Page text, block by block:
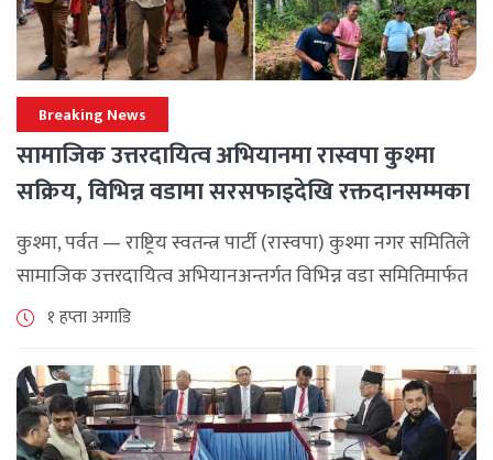
Breaking News
सामाजिक उत्तरदायित्व अभियानमा रास्वपा कुश्मा
सक्रिय, विभिन्न वडामा सरसफाइदेखि रक्तदानसम्मका
कार्यक्रम
कुश्मा, पर्वत — राष्ट्रिय स्वतन्त्र पार्टी (रास्वपा) कुश्मा नगर समितिले
सामाजिक उत्तरदायित्व अभियानअन्तर्गत विभिन्न वडा समितिमार्फत
समुदाय केन्द्रित र सेवामूलक कार्यक्रम सञ्चालन गरिरहेको जनाएको
१ हप्ता अगाडि